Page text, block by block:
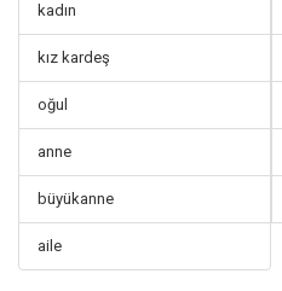
kadın
kız kardeş
oğul
anne
büyükanne
aile